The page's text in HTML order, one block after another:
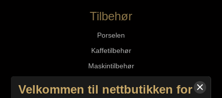
Tilbehør
Porselen
Kaffetilbehør
Maskintilbehør
Velkommen til nettbutikken for